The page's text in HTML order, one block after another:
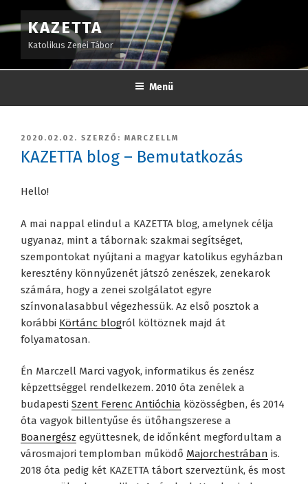
Tartalomhoz
KAZETTA
Katolikus Zenei Tábor
Menü
BEKÜLDVE:
2020.02.02. SZERZŐ: MARCZELLM
KAZETTA blog – Bemutatkozás
Hello!
A mai nappal elindul a KAZETTA blog, amelynek célja
ugyanaz, mint a tábornak: szakmai segítséget,
szempontokat nyújtani a magyar katolikus egyházban
keresztény könnyűzenét játszó zenészek, zenekarok
számára, hogy a zenei szolgálatot egyre
színvonalasabbul végezhessük. Az első posztok a
korábbi Körtánc blogról költöznek majd át
folyamatosan.
Én Marczell Marci vagyok, informatikus és zenész
képzettséggel rendelkezem. 2010 óta zenélek a
budapesti Szent Ferenc Antióchia közösségben, és 2014
óta vagyok billentyűse és ütőhangszerese a
Boanergész együttesnek, de időnként megfordultam a
városmajori templomban működő Majorchestrában is.
2018 óta pedig két KAZETTA tábort szerveztünk, és most